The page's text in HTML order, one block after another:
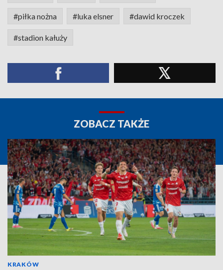
#piłka nożna #luka elsner #dawid kroczek
#stadion kałuży
ZOBACZ TAKŻE
KRAKÓW